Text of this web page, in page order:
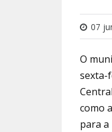
07
O
sexta-
como
para a